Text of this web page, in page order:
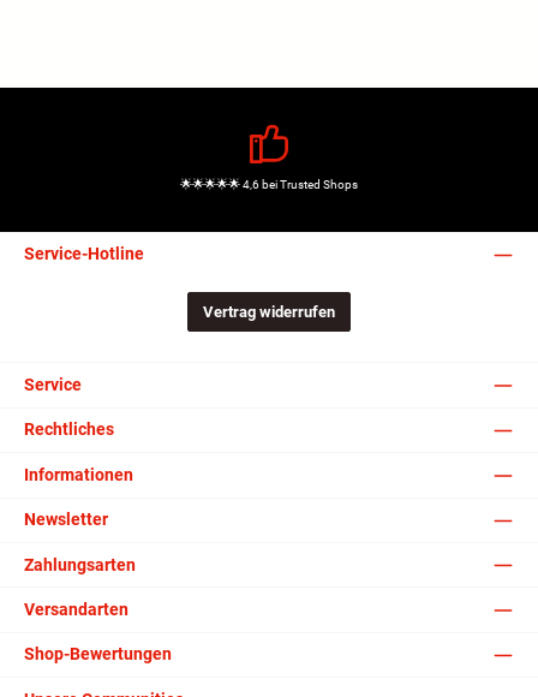
🌟🌟🌟🌟🌟 4,6 bei Trusted Shops
Service-Hotline
Vertrag widerrufen
Service
Rechtliches
Informationen
Newsletter
Zahlungsarten
Versandarten
Shop-Bewertungen